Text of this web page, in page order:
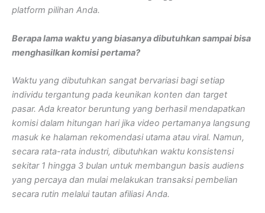
platform pilihan Anda.
Berapa lama waktu yang biasanya dibutuhkan sampai bisa
menghasilkan komisi pertama?
Waktu yang dibutuhkan sangat bervariasi bagi setiap
individu tergantung pada keunikan konten dan target
pasar. Ada kreator beruntung yang berhasil mendapatkan
komisi dalam hitungan hari jika video pertamanya langsung
masuk ke halaman rekomendasi utama atau viral. Namun,
secara rata-rata industri, dibutuhkan waktu konsistensi
sekitar 1 hingga 3 bulan untuk membangun basis audiens
yang percaya dan mulai melakukan transaksi pembelian
secara rutin melalui tautan afiliasi Anda.